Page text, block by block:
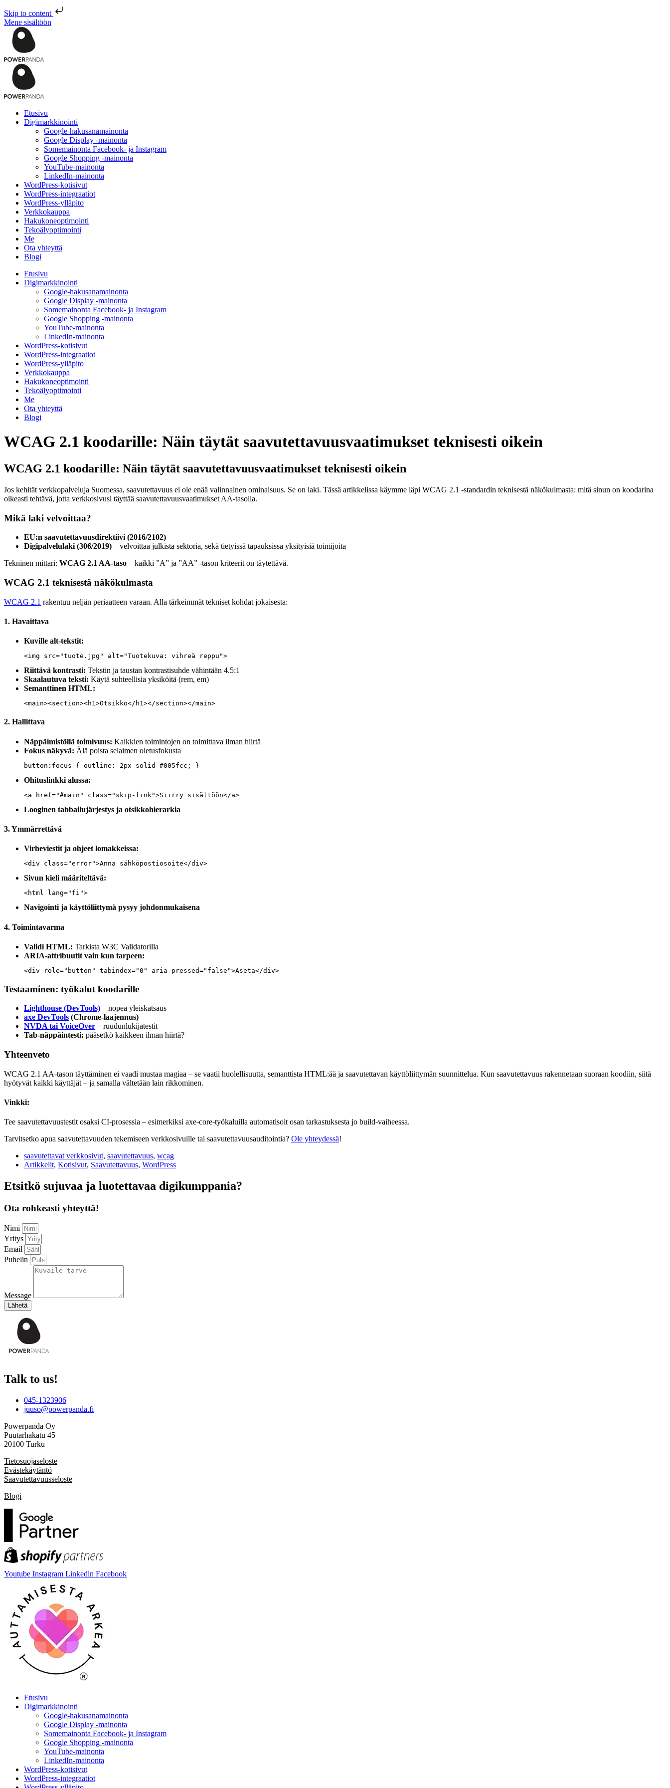
Skip to content
Mene sisältöön
Etusivu
Digimarkkinointi
Google-hakusanamainonta
Google Display -mainonta
Somemainonta Facebook- ja Instagram
Google Shopping -mainonta
YouTube-mainonta
LinkedIn-mainonta
WordPress-kotisivut
WordPress-integraatiot
WordPress-ylläpito
Verkkokauppa
Hakukoneoptimointi
Tekoälyoptimointi
Me
Ota yhteyttä
Blogi
Etusivu
Digimarkkinointi
Google-hakusanamainonta
Google Display -mainonta
Somemainonta Facebook- ja Instagram
Google Shopping -mainonta
YouTube-mainonta
LinkedIn-mainonta
WordPress-kotisivut
WordPress-integraatiot
WordPress-ylläpito
Verkkokauppa
Hakukoneoptimointi
Tekoälyoptimointi
Me
Ota yhteyttä
Blogi
WCAG 2.1 koodarille: Näin täytät saavutettavuusvaatimukset teknisesti oikein
WCAG 2.1 koodarille: Näin täytät saavutettavuusvaatimukset teknisesti oikein
Jos kehität verkkopalveluja Suomessa, saavutettavuus ei ole enää valinnainen ominaisuus. Se on laki. Tässä artikkelissa käymme läpi WCAG 2.1 -standardin teknisestä näkökulmasta: mitä sinun on koodarina
oikeasti tehtävä, jotta verkkosivusi täyttää saavutettavuusvaatimukset AA-tasolla.
Mikä laki velvoittaa?
EU:n saavutettavuusdirektiivi (2016/2102)
Digipalvelulaki (306/2019) – velvoittaa julkista sektoria, sekä tietyissä tapauksissa yksityisiä toimijoita
Tekninen mittari: WCAG 2.1 AA-taso – kaikki ”A” ja ”AA” -tason kriteerit on täytettävä.
WCAG 2.1 teknisestä näkökulmasta
WCAG 2.1 rakentuu neljän periaatteen varaan. Alla tärkeimmät tekniset kohdat jokaisesta:
1. Havaittava
Kuville alt-tekstit:
<img src="tuote.jpg" alt="Tuotekuva: vihreä reppu">
Riittävä kontrasti: Tekstin ja taustan kontrastisuhde vähintään 4.5:1
Skaalautuva teksti: Käytä suhteellisia yksiköitä (rem, em)
Semanttinen HTML:
<main><section><h1>Otsikko</h1></section></main>
2. Hallittava
Näppäimistöllä toimivuus: Kaikkien toimintojen on toimittava ilman hiirtä
Fokus näkyvä: Älä poista selaimen oletusfokusta
button:focus { outline: 2px solid #005fcc; }
Ohituslinkki alussa:
<a href="#main" class="skip-link">Siirry sisältöön</a>
Looginen tabbailujärjestys ja otsikkohierarkia
3. Ymmärrettävä
Virheviestit ja ohjeet lomakkeissa:
<div class="error">Anna sähköpostiosoite</div>
Sivun kieli määriteltävä:
<html lang="fi">
Navigointi ja käyttöliittymä pysyy johdonmukaisena
4. Toimintavarma
Validi HTML: Tarkista W3C Validatorilla
ARIA-attribuutit vain kun tarpeen:
<div role="button" tabindex="0" aria-pressed="false">Aseta</div>
Testaaminen: työkalut koodarille
Lighthouse (DevTools) – nopea yleiskatsaus
axe DevTools (Chrome-laajennus)
NVDA tai VoiceOver – ruudunlukijatestit
Tab-näppäintesti: pääsetkö kaikkeen ilman hiirtä?
Yhteenveto
WCAG 2.1 AA-tason täyttäminen ei vaadi mustaa magiaa – se vaatii huolellisuutta, semanttista HTML:ää ja saavutettavan käyttöliittymän suunnittelua. Kun saavutettavuus rakennetaan suoraan koodiin, siitä
hyötyvät kaikki käyttäjät – ja samalla vältetään lain rikkominen.
Vinkki:
Tee saavutettavuustestit osaksi CI-prosessia – esimerkiksi axe-core-työkaluilla automatisoit osan tarkastuksesta jo build-vaiheessa.
Tarvitsetko apua saavutettavuuden tekemiseen verkkosivuille tai saavutettavuusauditointia? Ole yhteydessä!
saavutettavat verkkosivut, saavutettavuus, wcag
Artikkelit, Kotisivut, Saavutettavuus, WordPress
Etsitkö sujuvaa ja luotettavaa digikumppania?
Ota rohkeasti yhteyttä!
Nimi
Yritys
Email
Puhelin
Message
Lähetä
Talk to us!
045-1323906
juuso@powerpanda.fi
Powerpanda Oy
Puutarhakatu 45
20100 Turku
Tietosuojaseloste
Evästekäytäntö
Saavutettavuusseloste
Blogi
Youtube Instagram Linkedin Facebook
Etusivu
Digimarkkinointi
Google-hakusanamainonta
Google Display -mainonta
Somemainonta Facebook- ja Instagram
Google Shopping -mainonta
YouTube-mainonta
LinkedIn-mainonta
WordPress-kotisivut
WordPress-integraatiot